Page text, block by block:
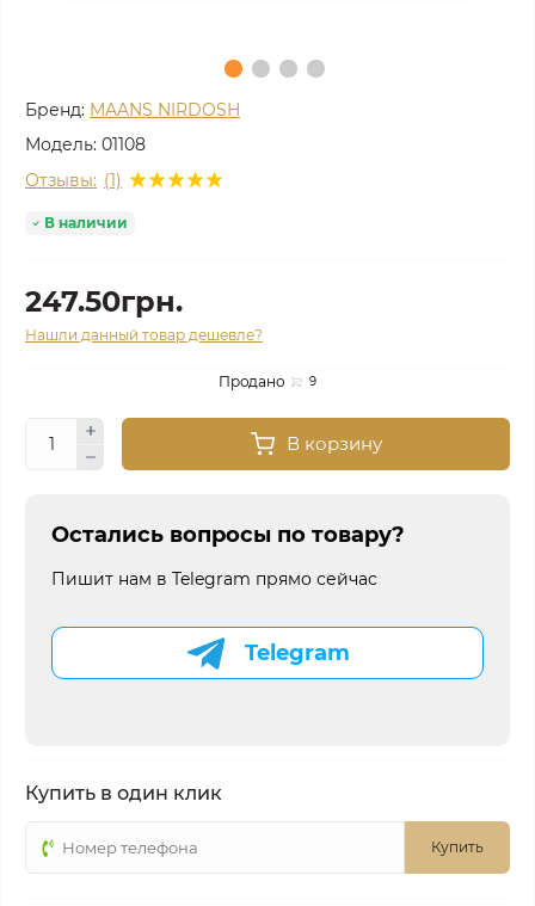
Бренд: MAANS NIRDOSH
Модель: 01108
Отзывы: (1)
В наличии
247.50грн.
Нашли данный товар дешевле?
Продано 9
В корзину
Остались вопросы по товару?
Пишит нам в Telegram прямо сейчас
Telegram
Купить в один клик
Купить